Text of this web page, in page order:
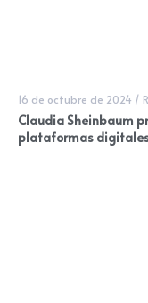
16 de octubre de 2024 /
Claudia Sheinbaum
plataformas